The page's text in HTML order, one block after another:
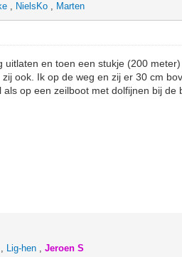
, NielsKo , Marten
uitlaten en toen een stukje (200
ook. Ik op de weg en zij er 30 cm
op een zeilboot met dolfijnen bij de
, Lig-hen ,Jeroen S